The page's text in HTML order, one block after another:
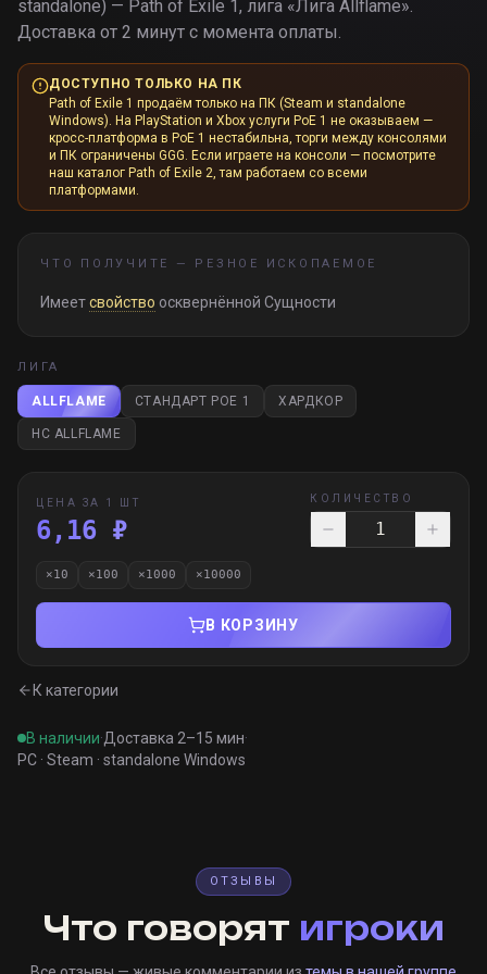
standalone) — Path of Exile 1, лига «Лига Allflame».
Доставка от 2 минут с момента оплаты.
ДОСТУПНО ТОЛЬКО НА ПК
Path of Exile 1 продаём только на ПК (Steam и standalone
Windows). На PlayStation и Xbox услуги PoE 1 не оказываем —
кросс-платформа в PoE 1 нестабильна, торги между консолями
и ПК ограничены GGG. Если играете на консоли — посмотрите
наш каталог Path of Exile 2, там работаем со всеми
платформами.
ЧТО ПОЛУЧИТЕ — РЕЗНОЕ ИСКОПАЕМОЕ
Имеетсвойство осквернённой Сущности
ЛИГА
ALLFLAME СТАНДАРТ POE 1 ХАРДКОР
HC ALLFLAME
ЦЕНА ЗА 1 ШТ
6,16 ₽
КОЛИЧЕСТВО
×10 ×100 ×1000 ×10000
В КОРЗИНУ
К категории
В наличии·Доставка 2–15 мин·
PC · Steam · standalone Windows
ОТЗЫВЫ
Что говорят игроки